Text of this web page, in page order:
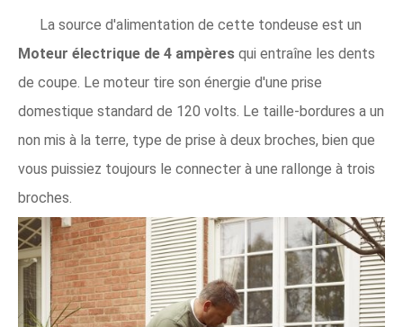
La source d'alimentation de cette tondeuse est un
Moteur électrique de 4 ampères qui entraîne les dents
de coupe. Le moteur tire son énergie d'une prise
domestique standard de 120 volts. Le taille-bordures a un
non mis à la terre, type de prise à deux broches, bien que
vous puissiez toujours le connecter à une rallonge à trois
broches.